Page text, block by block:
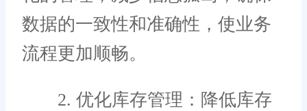
数据的一致性和准确性，使业务
流程更加顺畅。
2. 优化库存管理：降低库存